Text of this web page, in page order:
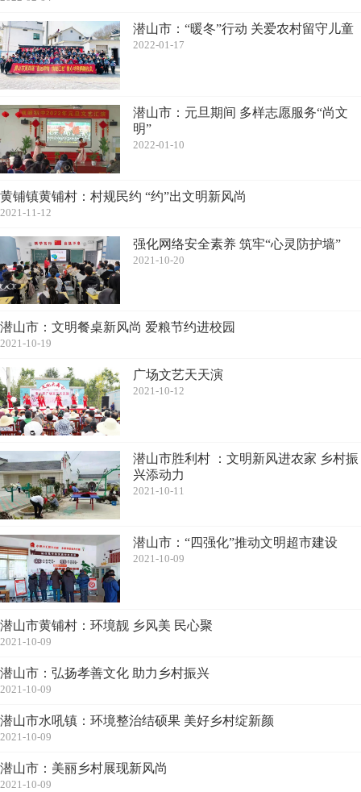
潜山市：“暖冬”行动 关爱农村留守儿童
2022-01-17
潜山市：元旦期间 多样志愿服务“尚文
明”
2022-01-10
黄铺镇黄铺村：村规民约 “约”出文明新风尚
2021-11-12
强化网络安全素养 筑牢“心灵防护墙”
2021-10-20
潜山市：文明餐桌新风尚 爱粮节约进校园
2021-10-19
广场文艺天天演
2021-10-12
潜山市胜利村 ：文明新风进农家 乡村振
兴添动力
2021-10-11
潜山市：“四强化”推动文明超市建设
2021-10-09
潜山市黄铺村：环境靓 乡风美 民心聚
2021-10-09
潜山市：弘扬孝善文化 助力乡村振兴
2021-10-09
潜山市水吼镇：环境整治结硕果 美好乡村绽新颜
2021-10-09
潜山市：美丽乡村展现新风尚
2021-10-09